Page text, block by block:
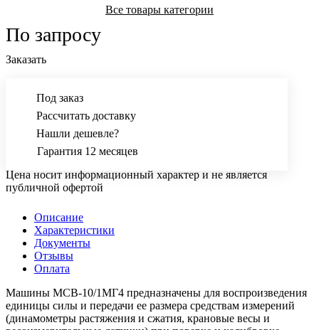
Все товары категории
По запросу
Заказать
Под заказ
Рассчитать доставку
Нашли дешевле?
Гарантия 12 месяцев
Цена носит информационный характер и не является
публичной офертой
Описание
Характеристики
Документы
Отзывы
Оплата
Машины МСВ-10/1МГ4 предназначены для воспроизведения
единицы силы и передачи ее размера средствам измерений
(динамометры растяжения и сжатия, крановые весы и